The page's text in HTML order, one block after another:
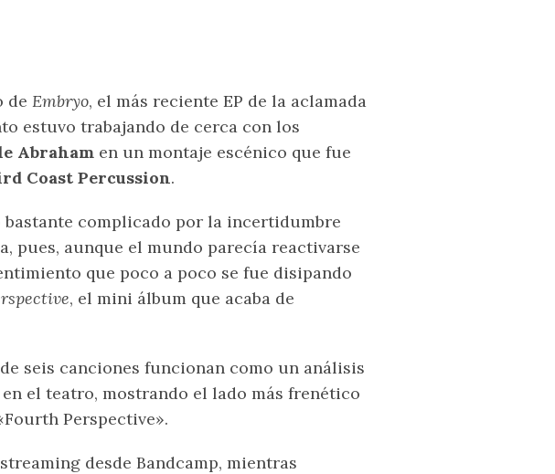
de Embryo, el más reciente EP de la aclamada
estuvo trabajando de cerca con los
Abraham en un montaje escénico que fue
Coast Percussion.
complicado por la incertidumbre
pues, aunque el mundo parecía reactivarse
que poco a poco se fue disipando
, el mini álbum que acaba de
seis canciones funcionan como un análisis
el teatro, mostrando el lado más frenético
Perspective».
desde Bandcamp, mientras